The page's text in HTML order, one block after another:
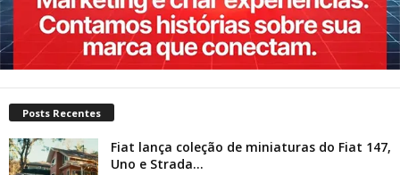
Posts Recentes
Fiat lança coleção de miniaturas do Fiat 147,
Uno e Strada...